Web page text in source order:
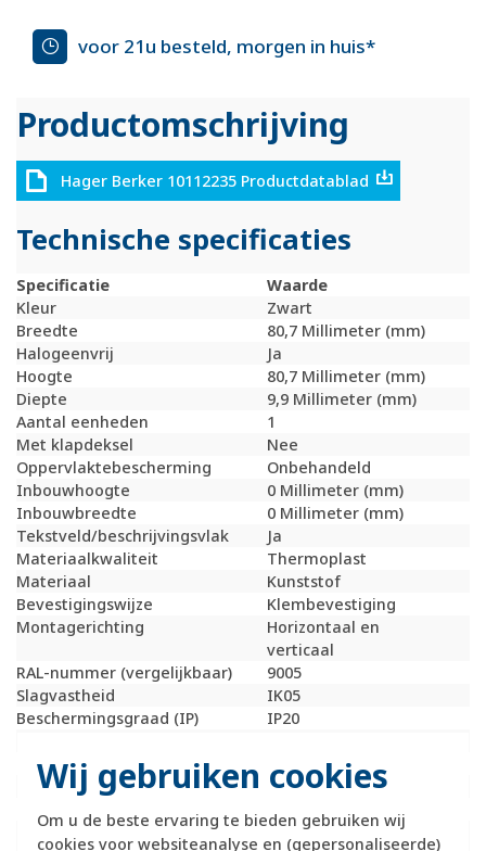
Wij gebruiken cookies
Om u de beste ervaring te bieden gebruiken wij
cookies voor websiteanalyse en (gepersonaliseerde)
voor 21u besteld, morgen in huis*
Productomschrijving
Hager Berker 10112235 Productdatablad
Technische specificaties
Specificatie
Waarde
Kleur
Zwart
Breedte
80,7 Millimeter (mm)
Halogeenvrij
Ja
Hoogte
80,7 Millimeter (mm)
Diepte
9,9 Millimeter (mm)
Aantal eenheden
1
Met klapdeksel
Nee
Oppervlaktebescherming
Onbehandeld
Inbouwhoogte
0 Millimeter (mm)
Inbouwbreedte
0 Millimeter (mm)
Tekstveld/beschrijvingsvlak
Ja
Materiaalkwaliteit
Thermoplast
Materiaal
Kunststof
Bevestigingswijze
Klembevestiging
Montagerichting
Horizontaal en
verticaal
RAL-nummer (vergelijkbaar)
9005
Slagvastheid
IK05
Beschermingsgraad (IP)
IP20
Transparant
Uitvoering oppervlakte
Glanzend
Geschikt voor wandgoot
Ja
Geschikt voor
Ja